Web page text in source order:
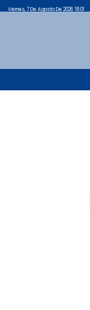
Viernes, 7 De Agosto De 2026 18:01